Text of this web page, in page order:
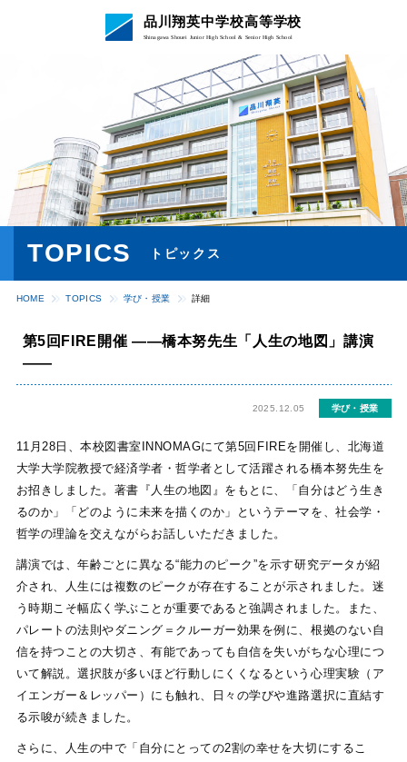
品川翔英中学校高等学校
Shinagawa Shouei Junior High School & Senior High School
TOPICS トピックス
HOME TOPICS 学び・授業 詳細
第5回FIRE開催 ――橋本努先生「人生の地図」講演
――
2025.12.05 学び・授業
11月28日、本校図書室INNOMAGにて第5回FIREを開催し、北海道
大学大学院教授で経済学者・哲学者として活躍される橋本努先生を
お招きしました。著書『人生の地図』をもとに、「自分はどう生き
るのか」「どのように未来を描くのか」というテーマを、社会学・
哲学の理論を交えながらお話しいただきました。
講演では、年齢ごとに異なる“能力のピーク”を示す研究データが紹
介され、人生には複数のピークが存在することが示されました。迷
う時期こそ幅広く学ぶことが重要であると強調されました。また、
パレートの法則やダニング＝クルーガー効果を例に、根拠のない自
信を持つことの大切さ、有能であっても自信を失いがちな心理につ
いて解説。選択肢が多いほど行動しにくくなるという心理実験（ア
イエンガー＆レッパー）にも触れ、日々の学びや進路選択に直結す
る示唆が続きました。
さらに、人生の中で「自分にとっての2割の幸せを大切にするこ